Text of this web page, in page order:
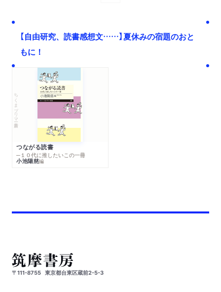
【自由研究、読書感想文……】夏休みの宿題のおと
もに！
ちくまプリマー新書
つながる読書
─１０代に推したいこの一冊
小池陽慈編
〒111-8755 東京都台東区蔵前2-5-3